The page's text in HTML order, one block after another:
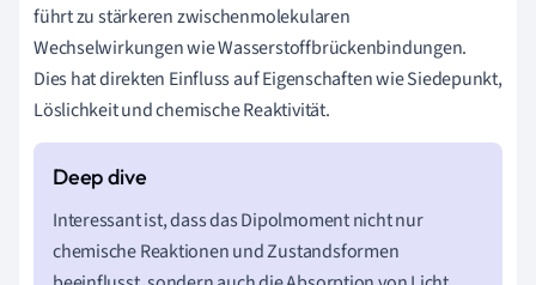
führt zu stärkeren zwischenmolekularen
Wechselwirkungen wie Wasserstoffbrückenbindungen.
Dies hat direkten Einfluss auf Eigenschaften wie Siedepunkt,
Löslichkeit und chemische Reaktivität.
Interessant ist, dass das Dipolmoment nicht nur
chemische Reaktionen und Zustandsformen